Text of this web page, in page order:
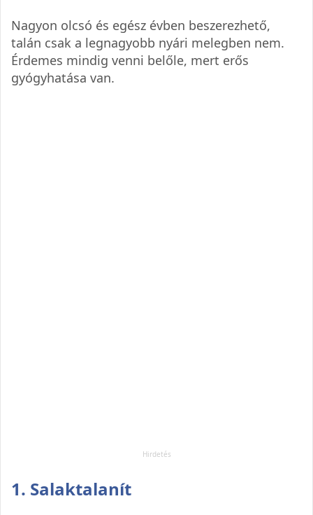
Nagyon olcsó és egész évben beszerezhető,
talán csak a legnagyobb nyári melegben nem.
Érdemes mindig venni belőle, mert erős
gyógyhatása van.
1. Salaktalanít